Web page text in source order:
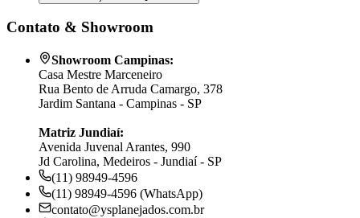
Contato & Showroom
Showroom Campinas:
Casa Mestre Marceneiro
Rua Bento de Arruda Camargo, 378
Jardim Santana - Campinas - SP
Matriz Jundiaí:
Avenida Juvenal Arantes, 990
Jd Carolina, Medeiros - Jundiaí - SP
(11) 98949-4596
(11) 98949-4596 (WhatsApp)
contato@ysplanejados.com.br